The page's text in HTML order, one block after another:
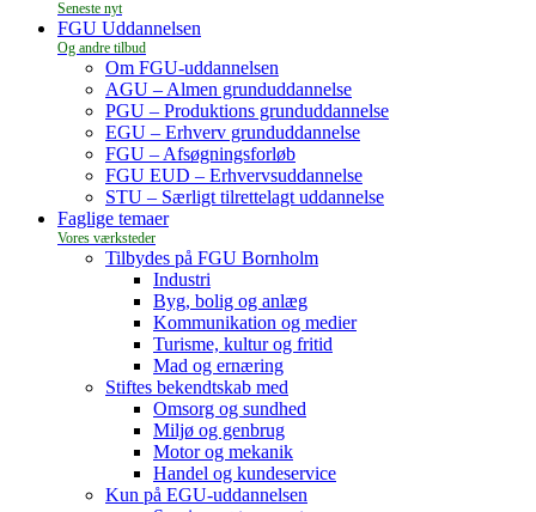
FGU Uddannelsen
Om FGU-uddannelsen
AGU – Almen grunduddannelse
PGU – Produktions grunduddannelse
EGU – Erhverv grunduddannelse
FGU – Afsøgningsforløb
FGU EUD – Erhvervsuddannelse
STU – Særligt tilrettelagt uddannelse
Faglige temaer
Tilbydes på FGU Bornholm
Industri
Byg, bolig og anlæg
Kommunikation og medier
Turisme, kultur og fritid
Mad og ernæring
Stiftes bekendtskab med
Omsorg og sundhed
Miljø og genbrug
Motor og mekanik
Handel og kundeservice
Kun på EGU-uddannelsen